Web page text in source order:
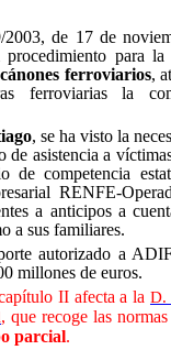
de 17 de
para
cánones ferroviarios,
ferroviarias la
, se ha visto la
de asistencia a
de competencia
RENFE-
a anticipos a
a sus familiares.
autorizado a
millones de euros.
II afecta a la D.
, que recoge las
parcial.